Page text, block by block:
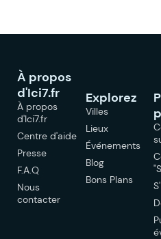
À propos
d'Ici7.fr
À propos
d'Ici7.fr
Centre d'aide
Presse
F.A.Q
Nous
contacter
Explorez
Villes
Lieux
Événements
Blog
Bons Plans